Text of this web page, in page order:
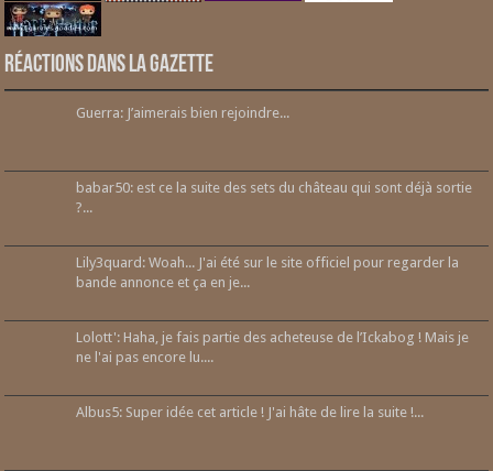
Réactions dans la gazette
Guerra: J’aimerais bien rejoindre...
babar50: est ce la suite des sets du château qui sont déjà sortie
?...
Lily3quard: Woah... J'ai été sur le site officiel pour regarder la
bande annonce et ça en je...
Lolott': Haha, je fais partie des acheteuse de l’Ickabog ! Mais je
ne l'ai pas encore lu....
Albus5: Super idée cet article ! J'ai hâte de lire la suite !...